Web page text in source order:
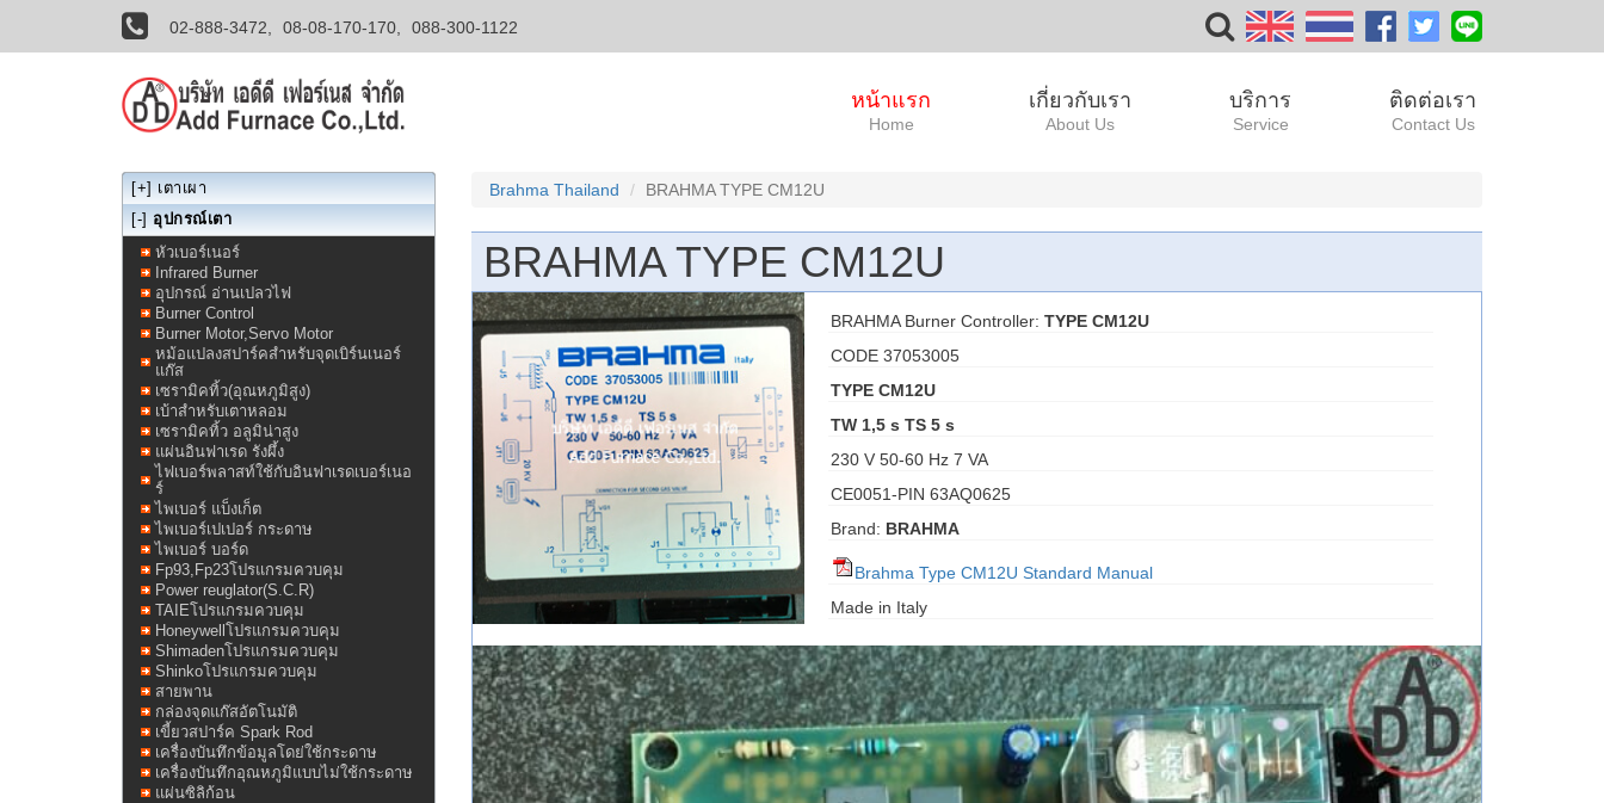
02-888-3472, 08-08-170-170, 088-300-1122
หน้าแรก
Home
เกี่ยวกับเรา
About Us
บริการ
Service
ติดต่อเรา
Contact Us
Brahma Thailand BRAHMA TYPE CM12U
BRAHMA TYPE CM12U
BRAHMA Burner Controller: TYPE CM12U
CODE 37053005
TYPE CM12U
TW 1,5 s TS 5 s
230 V 50-60 Hz 7 VA
CE0051-PIN 63AQ0625
Brand: BRAHMA
Brahma Type CM12U Standard Manual
Made in Italy
[+] เตาเผา
[-] อุปกรณ์เตา
หัวเบอร์เนอร์
Infrared Burner
อุปกรณ์ อ่านเปลวไฟ
Burner Control
Burner Motor,Servo Motor
หม้อแปลงสปาร์คสำหรับจุดเบิร์นเนอร์
แก๊ส
เซรามิคทิ้ว(อุณหภูมิสูง)
เบ้าสำหรับเตาหลอม
เซรามิคทิ้ว อลูมิน่าสูง
แผ่นอินฟาเรด รังผึ้ง
ไฟเบอร์พลาสท์ใช้กับอินฟาเรดเบอร์เนอ
ร์
ไพเบอร์ แบ็งเก็ต
ไพเบอร์เปเปอร์ กระดาษ
ไพเบอร์ บอร์ด
Fp93,Fp23โปรแกรมควบคุม
Power reuglator(S.C.R)
TAIEโปรแกรมควบคุม
Honeywellโปรแกรมควบคุม
Shimadenโปรแกรมควบคุม
Shinkoโปรแกรมควบคุม
สายพาน
กล่องจุดแก๊สอัตโนมัติ
เขี้ยวสปาร์ค Spark Rod
เครื่องบันทึกข้อมูลโดย่ใช้กระดาษ
เครื่องบันทึกอุณหภูมิแบบไม่ใช้กระดาษ
แผ่นซิลิก้อน